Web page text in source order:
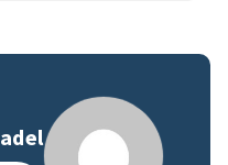
adel